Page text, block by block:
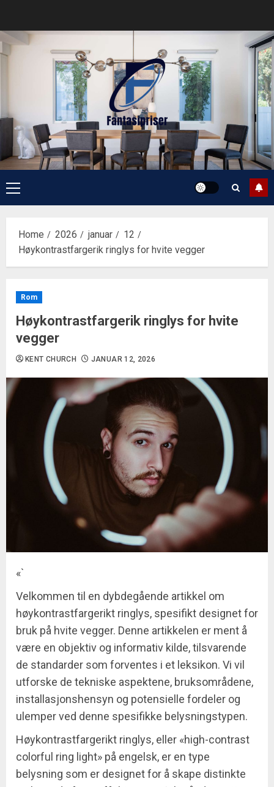
content
Primary
Menu
Home 2026 januar
12
Høykontrastfargerik ringlys for hvite vegger
Rom
Høykontrastfargerik ringlys for hvite
vegger
KENT CHURCH JANUAR 12, 2026
«`
Velkommen til en dybdegående artikkel om
høykontrastfargerikt ringlys, spesifikt designet for
bruk på hvite vegger. Denne artikkelen er ment å
være en objektiv og informativ kilde, tilsvarende
de standarder som forventes i et leksikon. Vi vil
utforske de tekniske aspektene, bruksområdene,
installasjonshensyn og potensielle fordeler og
ulemper ved denne spesifikke belysningstypen.
Høykontrastfargerikt ringlys, eller «high-contrast
colorful ring light» på engelsk, er en type
belysning som er designet for å skape distinkte